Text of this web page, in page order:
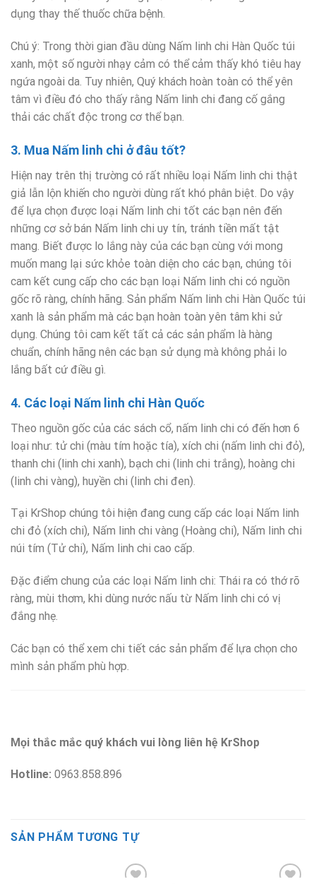
dụng thay thế thuốc chữa bệnh.
Chú ý: Trong thời gian đầu dùng Nấm linh chi Hàn Quốc túi
xanh, một số người nhạy cảm có thể cảm thấy khó tiêu hay
ngứa ngoài da. Tuy nhiên, Quý khách hoàn toàn có thể yên
tâm vì điều đó cho thấy rằng Nấm linh chi đang cố gắng
thải các chất độc trong cơ thể bạn.
3. Mua Nấm linh chi ở đâu tốt?
Hiện nay trên thị trường có rất nhiều loại Nấm linh chi thật
giả lẫn lộn khiến cho người dùng rất khó phân biệt. Do vậy
để lựa chọn được loại Nấm linh chi tốt các bạn nên đến
những cơ sở bán Nấm linh chi uy tín, tránh tiền mất tật
mang. Biết được lo lắng này của các bạn cùng với mong
muốn mang lại sức khỏe toàn diện cho các bạn, chúng tôi
cam kết cung cấp cho các bạn loại Nấm linh chi có nguồn
gốc rõ ràng, chính hãng. Sản phẩm Nấm linh chi Hàn Quốc túi
xanh là sản phẩm mà các bạn hoàn toàn yên tâm khi sử
dụng. Chúng tôi cam kết tất cả các sản phẩm là hàng
chuẩn, chính hãng nên các bạn sử dụng mà không phải lo
lắng bất cứ điều gì.
4. Các loại Nấm linh chi Hàn Quốc
Theo nguồn gốc của các sách cổ, nấm linh chi có đến hơn 6
loại như: tử chi (màu tím hoặc tía), xích chi (nấm linh chi đỏ),
thanh chi (linh chi xanh), bạch chi (linh chi trắng), hoàng chi
(linh chi vàng), huyền chi (linh chi đen).
Tại KrShop chúng tôi hiện đang cung cấp các loại Nấm linh
chi đỏ (xích chi), Nấm linh chi vàng (Hoàng chi), Nấm linh chi
núi tím (Tử chi), Nấm linh chi cao cấp.
Đặc điểm chung của các loại Nấm linh chi: Thái ra có thớ rõ
ràng, mùi thơm, khi dùng nước nấu từ Nấm linh chi có vị
đắng nhẹ.
Các bạn có thể xem chi tiết các sản phẩm để lựa chọn cho
mình sản phẩm phù hợp.
Mọi thắc mắc quý khách vui lòng liên hệ KrShop
Hotline: 0963.858.896
SẢN PHẨM TƯƠNG TỰ